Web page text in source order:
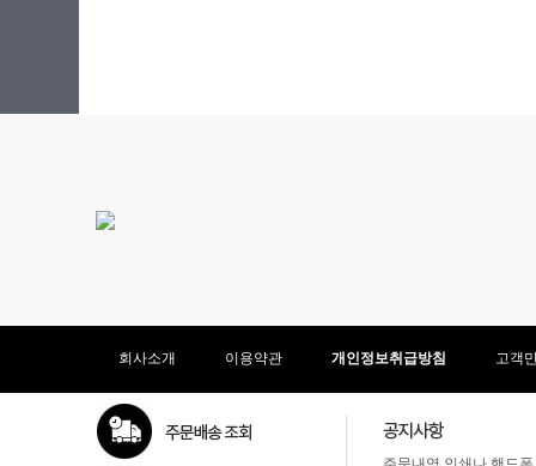
회사소개 이용약관 개인정보취급방침 고객